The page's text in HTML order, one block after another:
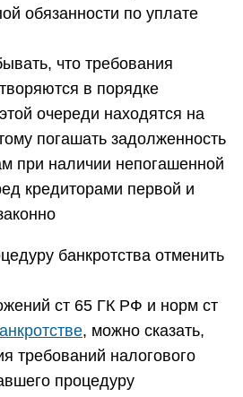
обязанности по уплате
что требования
в порядке
очереди находятся на
погашать задолженность
при наличии непогашенной
кредиторами первой и
банкротства отменить
ст 65 ГК РФ и норм ст
, можно сказать,
требований налогового
процедуру